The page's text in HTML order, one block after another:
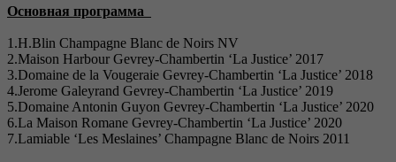
Основная программа
1.H.Blin Champagne Blanc de Noirs NV
2.Maison Harbour Gevrey-Chambertin ‘La Justice’ 2017
3.Domaine de la Vougeraie Gevrey-Chambertin ‘La Justice’ 2018
4.Jerome Galeyrand Gevrey-Chambertin ‘La Justice’ 2019
5.Domaine Antonin Guyon Gevrey-Chambertin ‘La Justice’ 2020
6.La Maison Romane Gevrey-Chambertin ‘La Justice’ 2020
7.Lamiable ‘Les Meslaines’ Champagne Blanc de Noirs 2011